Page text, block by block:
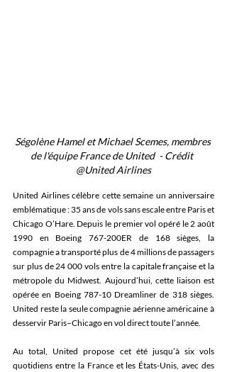
Ségolène Hamel et Michael Scemes, membres
de l'équipe France de United  - Crédit
@United Airlines
United Airlines célèbre cette semaine un anniversaire
emblématique : 35 ans de vols sans escale entre Paris et
Chicago O’Hare. Depuis le premier vol opéré le 2 août
1990 en Boeing 767-200ER de 168 sièges, la
compagnie a transporté plus de 4 millions de passagers
sur plus de 24 000 vols entre la capitale française et la
métropole du Midwest. Aujourd’hui, cette liaison est
opérée en Boeing 787-10 Dreamliner de 318 sièges.
United reste la seule compagnie aérienne américaine à
desservir Paris–Chicago en vol direct toute l’année.
Au total, United propose cet été jusqu’à six vols
quotidiens entre la France et les États-Unis, avec des